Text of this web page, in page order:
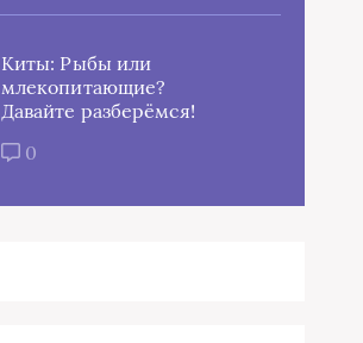
Киты: Рыбы или
млекопитающие?
Давайте разберёмся!
0